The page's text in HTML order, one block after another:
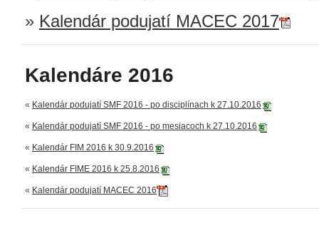
» Kalendár podujatí MACEC 2017
Kalendáre 2016
« Kalendár podujatí SMF 2016 - po disciplínach k 27.10.2016
« Kalendár podujatí SMF 2016 - po mesiacoch k 27.10.2016
« Kalendár FIM 2016 k 30.9.2016
« Kalendár FIME 2016 k 25.8.2016
« Kalendár podujatí MACEC 2016